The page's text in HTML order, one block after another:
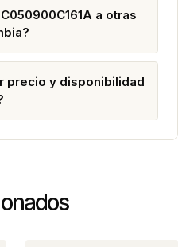
a otras
precio y disponibilidad